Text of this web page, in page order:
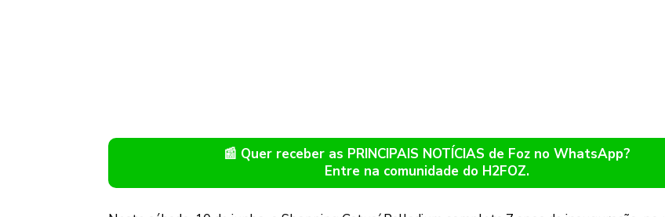
📰 Quer receber as PRINCIPAIS NOTÍCIAS de Foz no WhatsApp?
Entre na comunidade do H2FOZ.